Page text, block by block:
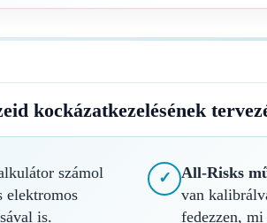
kockázatkezelésének
számol
elektromos
is.
✓ All-Risks
van
fedezzen,